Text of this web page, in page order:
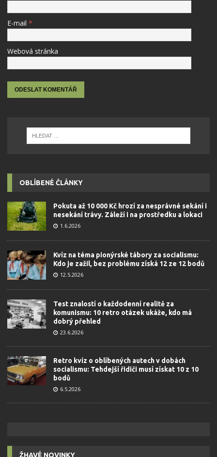
E-mail *
Webová stránka
OBLÍBENÉ ČLÁNKY
Pokuta až 10 000 Kč hrozí za nesprávné sekání i
nesekání trávy. Záleží i na prostředku a lokaci
1.6.2026
Kvíz na téma pionýrské tábory za socialismu:
Kdo je zažil, bez problému získá 12 ze 12 bodů
12.5.2026
Test znalostí o každodenní realitě za
komunismu: 10 retro otázek ukáže, kdo má
dobrý přehled
23.6.2026
Retro kvíz o oblíbených autech v dobách
socialismu: Tehdejší řidiči musí získat 10 z 10
bodů
6.5.2026
ŽHAVÉ NOVINKY